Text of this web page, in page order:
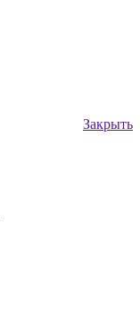
Закрыть